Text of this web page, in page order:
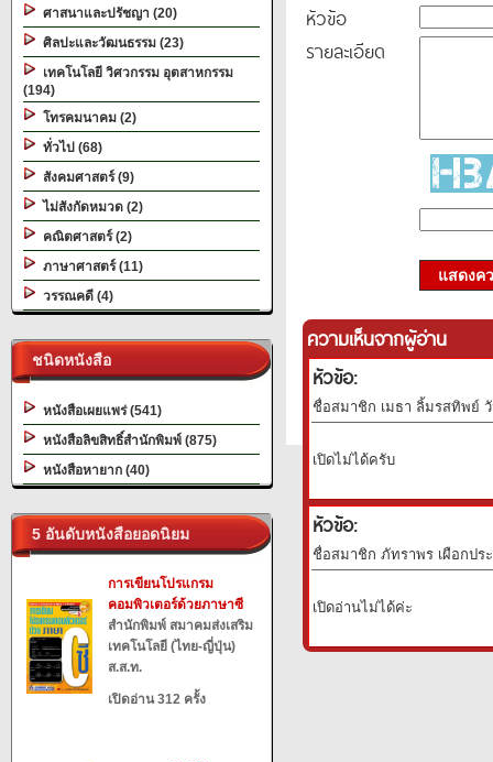
ศาสนาและปรัชญา (20)
ศิลปะและวัฒนธรรม (23)
เทคโนโลยี วิศวกรรม อุตสาหกรรม
(194)
โทรคมนาคม (2)
ทั่วไป (68)
สังคมศาสตร์ (9)
ไม่สังกัดหมวด (2)
คณิตศาสตร์ (2)
ภาษาศาสตร์ (11)
วรรณคดี (4)
ชนิดหนังสือ
หนังสือเผยแพร่ (541)
หนังสือลิขสิทธิ์สำนักพิมพ์ (875)
หนังสือหายาก (40)
5 อันดับหนังสือยอดนิยม
การเขียนโปรแกรม
คอมพิวเตอร์ด้วยภาษาซี
สำนักพิมพ์ สมาคมส่งเสริม
เทคโนโลยี (ไทย-ญี่ปุ่น)
ส.ส.ท.
เปิดอ่าน 312 ครั้ง
หัวข้อ
รายละเอียด
แสดงค
ความเห็นจากผู้อ่าน
หัวข้อ:
ชื่อสมาชิก เมธา ลิ้มรสทิพย์ วั
เปิดไม่ได้ครับ
หัวข้อ:
ชื่อสมาชิก ภัทราพร เผือกปร
เปิดอ่านไม่ได้ค่ะ